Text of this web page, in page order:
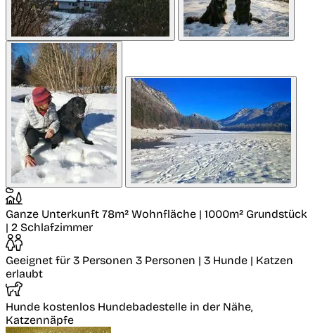
Ganze Unterkunft 78m² Wohnfläche | 1000m² Grundstück
| 2 Schlafzimmer
Geeignet für 3 Personen 3 Personen | 3 Hunde | Katzen
erlaubt
Hunde kostenlos Hundebadestelle in der Nähe,
Katzennäpfe